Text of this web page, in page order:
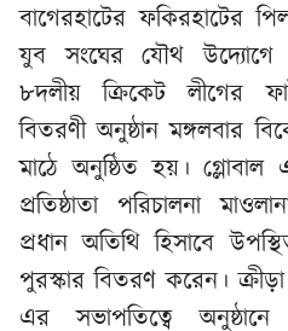
বাগেরহাটের ফকিরহাটের
যুব সংঘের যৌথ
৮দলীয় ক্রিকেট লীগের
বিতরণী অনুষ্ঠান মঙ্গলবার
মাঠে অনুষ্ঠিত হয়।
প্রতিষ্ঠাতা পরিচালনা
প্রধান অতিথি হিসাবে
পুরস্কার বিতরণ করেন। ক্রীড়া
এর সভাপতিত্বে